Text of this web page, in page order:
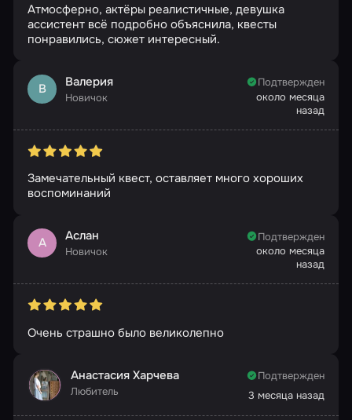
Атмосферно, актёры реалистичные, девушка
ассистент всё подробно объяснила, квесты
понравились, сюжет интересный.
В Валерия
Новичок
Подтвержден
около месяца
назад
Замечательный квест, оставляет много хороших
воспоминаний
А Аслан
Новичок
Подтвержден
около месяца
назад
Очень страшно было великолепно
Анастасия Харчева
Любитель
Подтвержден
3 месяца назад